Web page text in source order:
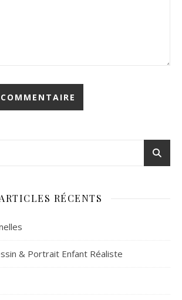
ARTICLES RÉCENTS
& Portrait Enfant Réaliste